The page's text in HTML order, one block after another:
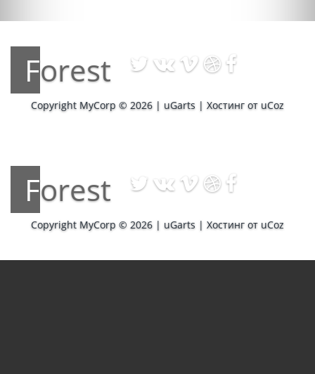
Forest
Copyright MyCorp © 2026 | uGarts | Хостинг от uCoz
Forest
Copyright MyCorp © 2026 | uGarts | Хостинг от uCoz